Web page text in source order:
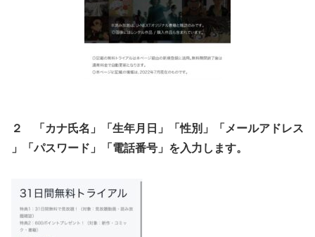
２ 「カナ氏名」「生年月日」「性別」
「メールアドレス
」「パスワード」「電話番号」 を入力します。